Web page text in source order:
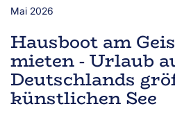
Mai 2026
Hausboot am
mieten - Urlaub
Deutschlands
künstlichen See